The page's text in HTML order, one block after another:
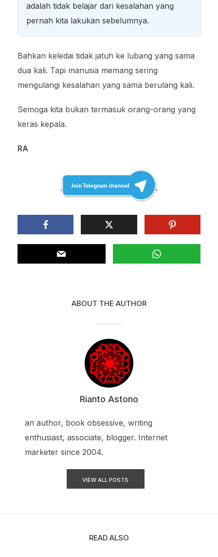
adalah tidak belajar dari kesalahan yang
pernah kita lakukan sebelumnya.
Bahkan keledai tidak jatuh ke lubang yang sama
dua kali. Tapi manusia memang sering
mengulangi kesalahan yang sama berulang kali.
Semoga kita bukan termasuk orang-orang yang
keras kepala.
RA
ABOUT THE AUTHOR
Rianto Astono
an author, book obsessive, writing
enthusiast, associate, blogger. Internet
marketer since 2004.
VIEW ALL POSTS
READ ALSO